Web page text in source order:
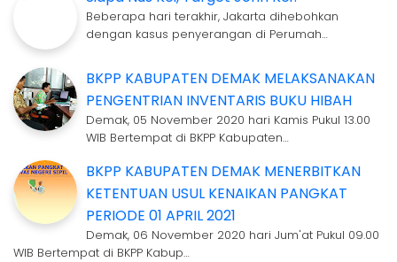
Beberapa hari terakhir, Jakarta dihebohkan
dengan kasus penyerangan di Perumah…
BKPP KABUPATEN DEMAK MELAKSANAKAN
PENGENTRIAN INVENTARIS BUKU HIBAH
Demak, 05 November 2020 hari Kamis Pukul 13.00
WIB Bertempat di BKPP Kabupaten…
BKPP KABUPATEN DEMAK MENERBITKAN
KETENTUAN USUL KENAIKAN PANGKAT
PERIODE 01 APRIL 2021
Demak, 06 November 2020 hari Jum'at Pukul 09.00
WIB Bertempat di BKPP Kabup…